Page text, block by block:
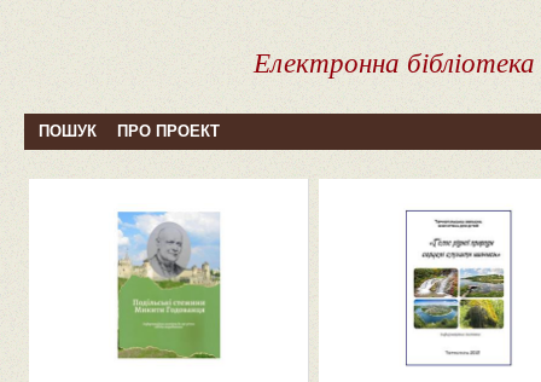
Електронна
ПОШУК ПРО ПРОЕКТ